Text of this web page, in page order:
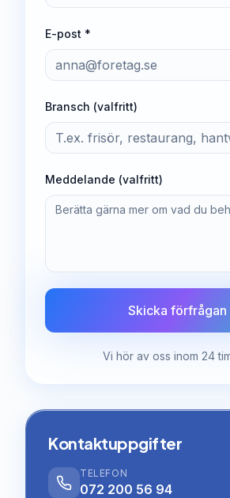
E-post *
Bransch (valfritt)
Meddelande (valfritt)
Skicka förfrågan
Vi hör av oss inom 24
Kontaktuppgifter
TELEFON
072 200 56 94